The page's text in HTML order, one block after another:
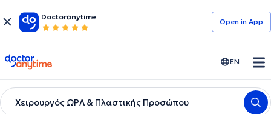
Doctoranytime
Open in Αpp
doctoranytime EN
Χειρουργός ΩΡΛ & Πλαστικής Προσώπου